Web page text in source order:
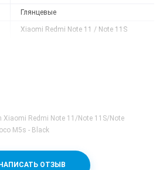
Глянцевые
Xiaomi Redmi Note 11 / Note 11S
Xiaomi Redmi Note 11/Note 11S/Note
M5s - Black
НАПИСАТЬ ОТЗЫВ